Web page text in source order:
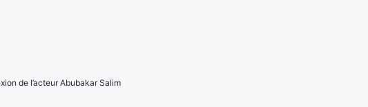
de l’acteur Abubakar Salim